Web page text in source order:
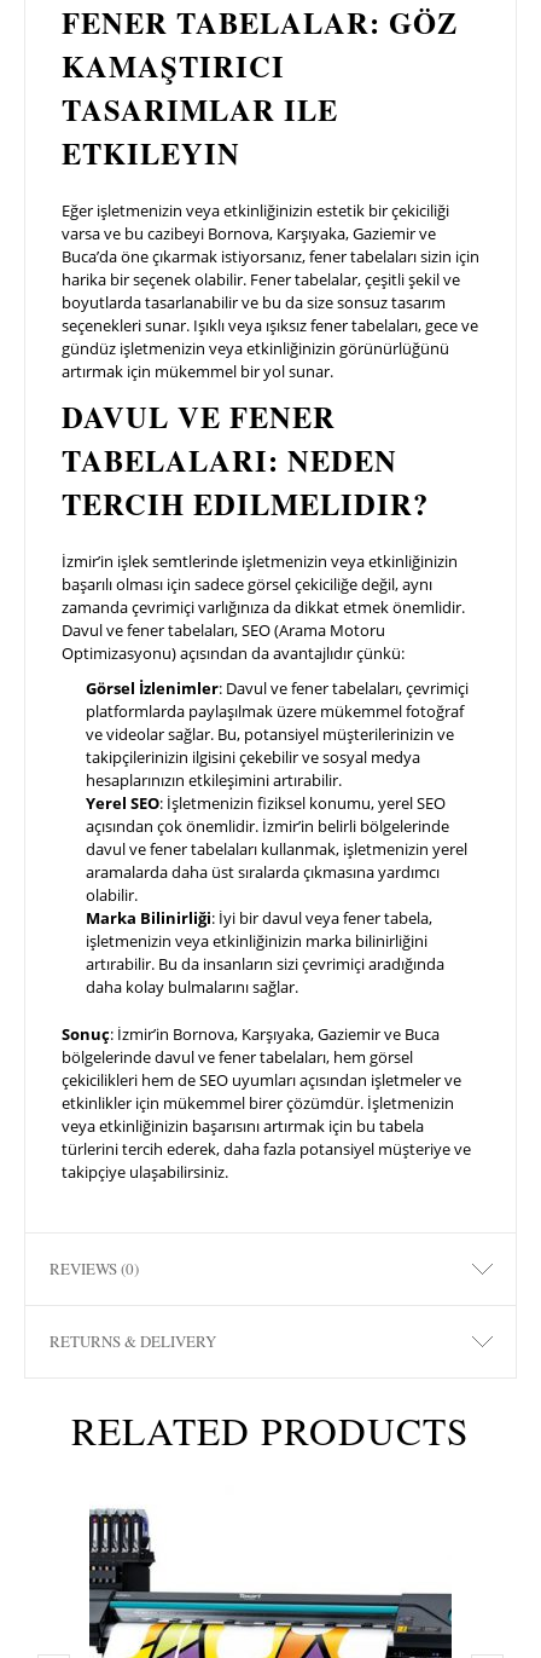
FENER TABELALAR: GÖZ
KAMAŞTIRICI
TASARIMLAR ILE
ETKILEYIN
Eğer işletmenizin veya etkinliğinizin estetik bir çekiciliği
varsa ve bu cazibeyi Bornova, Karşıyaka, Gaziemir ve
Buca’da öne çıkarmak istiyorsanız, fener tabelaları sizin için
harika bir seçenek olabilir. Fener tabelalar, çeşitli şekil ve
boyutlarda tasarlanabilir ve bu da size sonsuz tasarım
seçenekleri sunar. Işıklı veya ışıksız fener tabelaları, gece ve
gündüz işletmenizin veya etkinliğinizin görünürlüğünü
artırmak için mükemmel bir yol sunar.
DAVUL VE FENER
TABELALARI: NEDEN
TERCIH EDILMELIDIR?
İzmir’in işlek semtlerinde işletmenizin veya etkinliğinizin
başarılı olması için sadece görsel çekiciliğe değil, aynı
zamanda çevrimiçi varlığınıza da dikkat etmek önemlidir.
Davul ve fener tabelaları, SEO (Arama Motoru
Optimizasyonu) açısından da avantajlıdır çünkü:
Görsel İzlenimler: Davul ve fener tabelaları, çevrimiçi
platformlarda paylaşılmak üzere mükemmel fotoğraf
ve videolar sağlar. Bu, potansiyel müşterilerinizin ve
takipçilerinizin ilgisini çekebilir ve sosyal medya
hesaplarınızın etkileşimini artırabilir.
Yerel SEO: İşletmenizin fiziksel konumu, yerel SEO
açısından çok önemlidir. İzmir’in belirli bölgelerinde
davul ve fener tabelaları kullanmak, işletmenizin yerel
aramalarda daha üst sıralarda çıkmasına yardımcı
olabilir.
Marka Bilinirliği: İyi bir davul veya fener tabela,
işletmenizin veya etkinliğinizin marka bilinirliğini
artırabilir. Bu da insanların sizi çevrimiçi aradığında
daha kolay bulmalarını sağlar.
Sonuç: İzmir’in Bornova, Karşıyaka, Gaziemir ve Buca
bölgelerinde davul ve fener tabelaları, hem görsel
çekicilikleri hem de SEO uyumları açısından işletmeler ve
etkinlikler için mükemmel birer çözümdür. İşletmenizin
veya etkinliğinizin başarısını artırmak için bu tabela
türlerini tercih ederek, daha fazla potansiyel müşteriye ve
takipçiye ulaşabilirsiniz.
REVIEWS (0)
RETURNS & DELIVERY
RELATED PRODUCTS